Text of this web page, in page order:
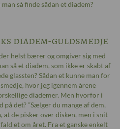
så finde sådan et diadem?
diadem-guldsmedje
helst bærer og omgiver sig med
så et diadem, som ikke er skabt af
glassten? Sådan et kunne man for
hvor jeg igennem årene
diademer. Men hvorfor i
det? ”Sælger du mange af dem,
at de pisker over disken, men i snit
et om året. Fra et ganske enkelt